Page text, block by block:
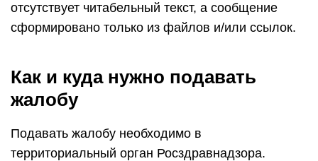
отсутствует читабельный текст, а сообщение
сформировано только из файлов и/или ссылок.
Как и куда нужно подавать
жалобу
Подавать жалобу необходимо в
территориальный орган Росздравнадзора.